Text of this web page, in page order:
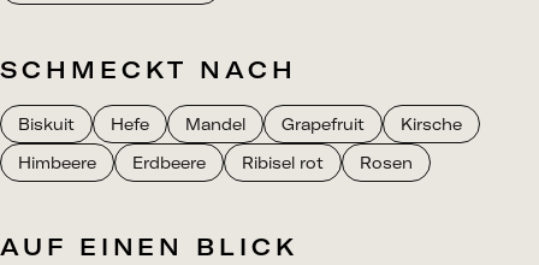
SCHMECKT NACH
Biskuit Hefe Mandel Grapefruit
Kirsche
Himbeere
Erdbeere Ribisel rot Rosen
AUF EINEN BLICK